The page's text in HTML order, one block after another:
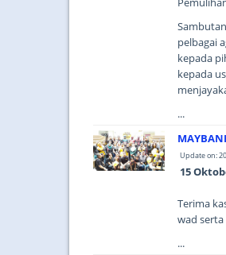
pelbagai
kepada
kepada
...
Update on:
15
Terima
wad serta
...